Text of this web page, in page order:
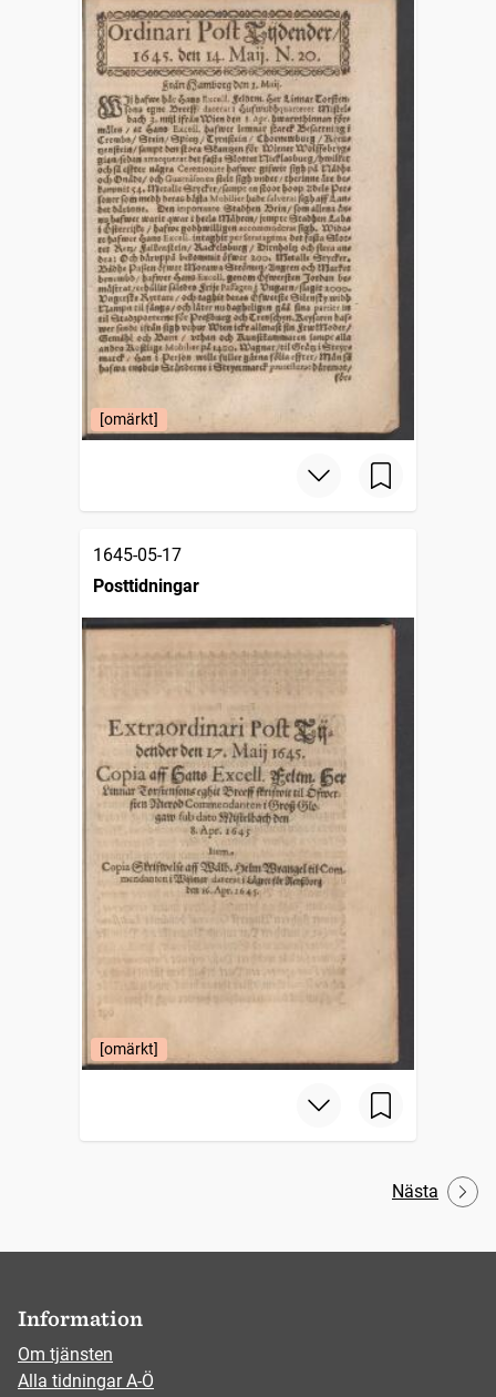
[omärkt]
1645-05-17
Posttidningar
[omärkt]
Nästa
Information
Om tjänsten
Alla tidningar A-Ö